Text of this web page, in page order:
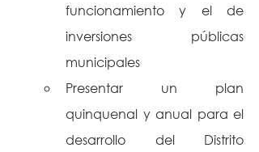
funcionamiento y el de
inversiones públicas
municipales
Presentar un plan
quinquenal y anual para el
desarrollo del Distrito